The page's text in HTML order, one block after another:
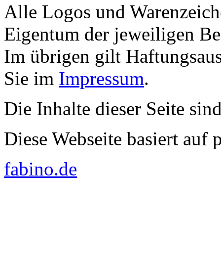
Alle Logos und
Eigentum der jeweiligen
Im übrigen gilt
Sie im Impressum.
Die Inhalte dieser Seite
Diese Webseite basiert auf
fabino.de